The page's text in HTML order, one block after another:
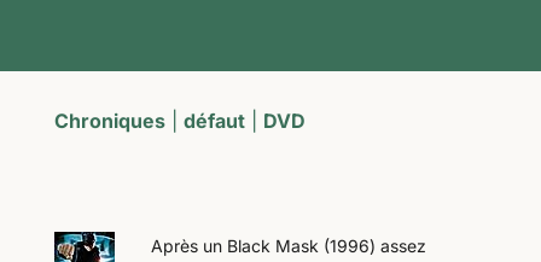
Chroniques| défaut| DVD
Après un Black Mask (1996) assez